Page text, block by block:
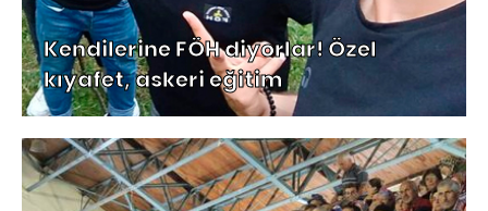
Kendilerine FÖH diyorlar! Özel
kıyafet, askeri eğitim